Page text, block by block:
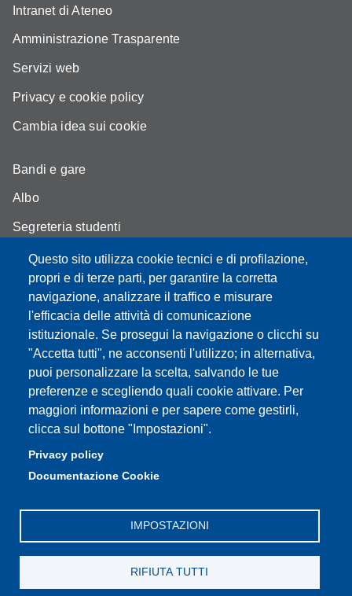
Questo sito utilizza cookie tecnici e di profilazione,
propri e di terze parti, per garantire la corretta
navigazione, analizzare il traffico e misurare
l'efficacia delle attività di comunicazione
istituzionale. Se prosegui la navigazione o clicchi su
"Accetta tutti", ne acconsenti l'utilizzo; in alternativa,
puoi personalizzare la scelta, salvando le tue
preferenze e scegliendo quali cookie attivare. Per
maggiori informazioni e per sapere come gestirli,
clicca sul bottone "Impostazioni".
Privacy policy
Documentazione Cookie
IMPOSTAZIONI
RIFIUTA TUTTI
Intranet di Ateneo
Amministrazione Trasparente
Servizi web
Privacy e cookie policy
Cambia idea sui cookie
Bandi e gare
Albo
Segreteria studenti
Come trovarci
Assicurazione qualità
Partita IVA: 00427620364
Dipartimento di Scienze Biomediche, Metaboliche e
Neuroscienze
Sede: Via Campi 287 - 41122 Modena
PEC: dipbmn@pec.unimore.it
Tel: 059 2055087